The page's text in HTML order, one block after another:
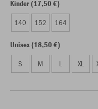
Kinder (17,50 €)
140 152 164
Unisex (18,50 €)
S M L XL